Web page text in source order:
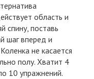
область и
спину, поставь
шаг вперед и
не касается
полу. Хватит 4
10 упражнений.